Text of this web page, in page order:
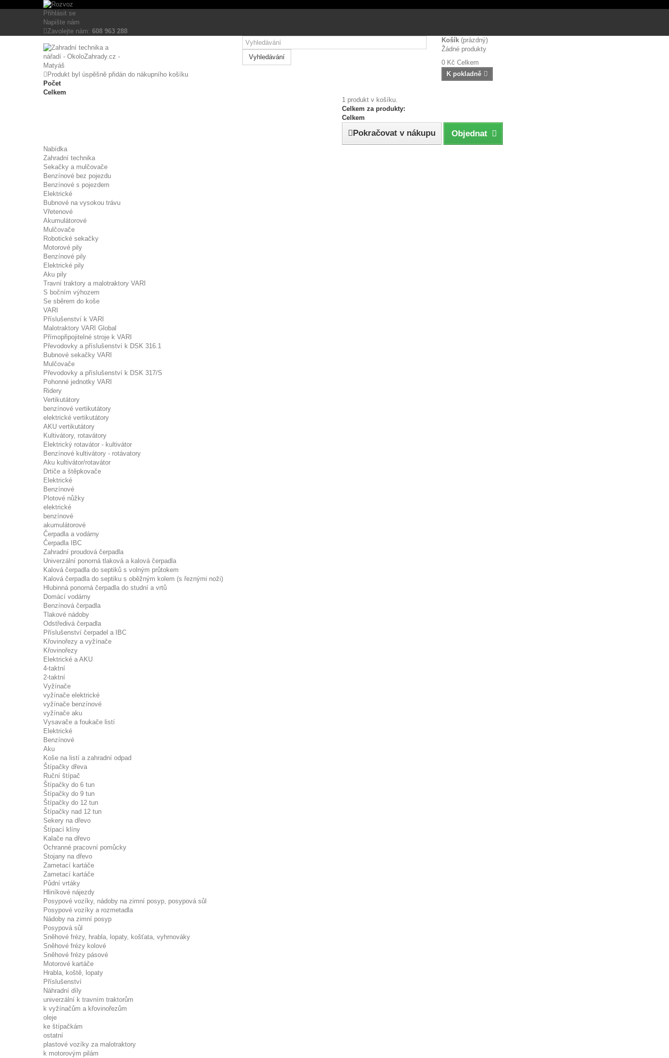
Tento eshop používá k poskytování služeb, personalizaci reklam a analýze návštěvnosti soubory cookie.
Přijmout všechny cookiesPersonalizovat
Nezbytně nutné cookies Analytické cookies
Přihlásit se
Napište nám
Zavolejte nám: 608 963 288
Vyhledávání
Košík (prázdný)
Žádné produkty
0 Kč Celkem
K pokladně
Produkt byl úspěšně přidán do nákupního košíku
Počet
Celkem
1 produkt v košíku.
Celkem za produkty:
Celkem
Pokračovat v nákupu Objednat
Nabídka
Zahradní technika
Sekačky a mulčovače
Benzínové bez pojezdu
Benzínové s pojezdem
Elektrické
Bubnové na vysokou trávu
Vřetenové
Akumulátorové
Mulčovače
Robotické sekačky
Motorové pily
Benzínové pily
Elektrické pily
Aku pily
Travní traktory a malotraktory VARI
S bočním výhozem
Se sběrem do koše
VARI
Příslušenství k VARI
Malotraktory VARI Global
Přímopřipojitelné stroje k VARI
Převodovky a příslušenství k DSK 316.1
Bubnové sekačky VARI
Mulčovače
Převodovky a příslušenství k DSK 317/S
Pohonné jednotky VARI
Ridery
Vertikutátory
benzínové vertikutátory
elektrické vertikutátory
AKU vertikutátory
Kultivátory, rotavátory
Elektrický rotavátor - kultivátor
Benzínové kultivátory - rotávatory
Aku kultivátor/rotavátor
Drtiče a štěpkovače
Elektrické
Benzínové
Plotové nůžky
elektrické
benzínové
akumulátorové
Čerpadla a vodárny
Čerpadla IBC
Zahradní proudová čerpadla
Univerzální ponorná tlaková a kalová čerpadla
Kalová čerpadla do septiků s volným průtokem
Kalová čerpadla do septiku s oběžným kolem (s řeznými noži)
Hlubinná ponorná čerpadla do studní a vrtů
Domácí vodárny
Benzínová čerpadla
Tlakové nádoby
Odstředivá čerpadla
Příslušenství čerpadel a IBC
Křovinořezy a vyžínače
Křovinořezy
Elektrické a AKU
4-taktní
2-taktní
Vyžínače
vyžínače elektrické
vyžínače benzínové
vyžínače aku
Vysavače a foukače listí
Elektrické
Benzínové
Aku
Koše na listí a zahradní odpad
Štípačky dřeva
Ruční štípač
Štípačky do 6 tun
Štípačky do 9 tun
Štípačky do 12 tun
Štípačky nad 12 tun
Sekery na dřevo
Štípací klíny
Kalače na dřevo
Ochranné pracovní pomůcky
Stojany na dřevo
Zametací kartáče
Zametací kartáče
Půdní vrtáky
Hliníkové nájezdy
Posypové vozíky, nádoby na zimní posyp, posypová sůl
Posypové vozíky a rozmetadla
Nádoby na zimní posyp
Posypová sůl
Sněhové frézy, hrabla, lopaty, košťata, vyhrnováky
Sněhové frézy kolové
Sněhové frézy pásové
Motorové kartáče
Hrabla, koště, lopaty
Příslušenství
Náhradní díly
univerzální k travním traktorům
k vyžínačům a křovinořezům
oleje
ke štípačkám
ostatní
plastové vozíky za malotraktory
k motorovým pilám